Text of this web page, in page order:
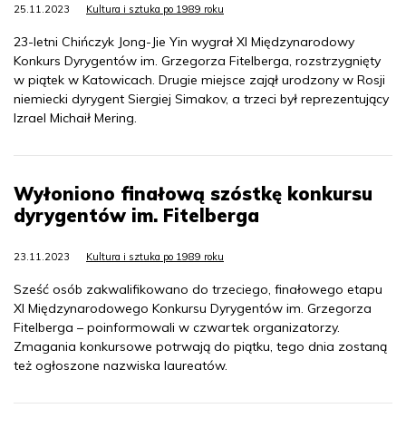
25.11.2023 Kultura i sztuka po 1989 roku
23-letni Chińczyk Jong-Jie Yin wygrał XI Międzynarodowy
Konkurs Dyrygentów im. Grzegorza Fitelberga, rozstrzygnięty
w piątek w Katowicach. Drugie miejsce zajął urodzony w Rosji
niemiecki dyrygent Siergiej Simakov, a trzeci był reprezentujący
Izrael Michaił Mering.
Wyłoniono finałową szóstkę konkursu
dyrygentów im. Fitelberga
23.11.2023 Kultura i sztuka po 1989 roku
Sześć osób zakwalifikowano do trzeciego, finałowego etapu
XI Międzynarodowego Konkursu Dyrygentów im. Grzegorza
Fitelberga – poinformowali w czwartek organizatorzy.
Zmagania konkursowe potrwają do piątku, tego dnia zostaną
też ogłoszone nazwiska laureatów.